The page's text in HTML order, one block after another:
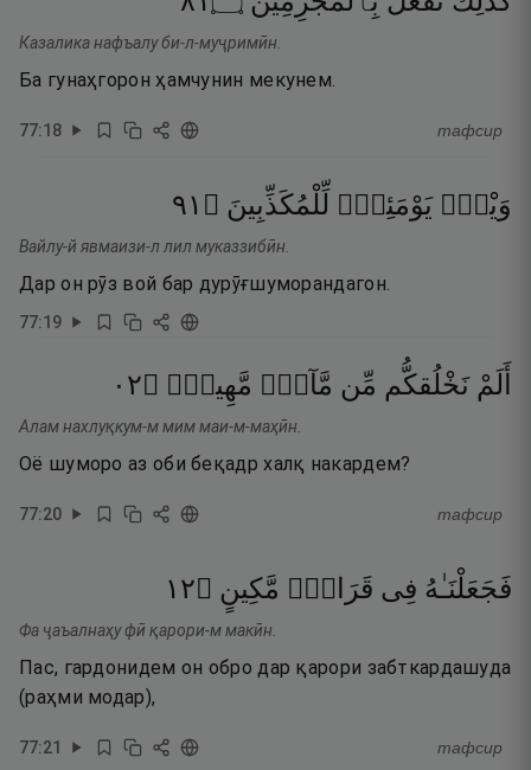
Казалика нафъалу би-л-муҷримӣн.
Ба гунаҳгорон ҳамчунин мекунем.
77:18 тафсир
وَيْلٌۭ يَوْمَئِذٍۢ لِّلْمُكَذِّبِينَ ۝ ١٩
Вайлу-й явмаизи-л лил муказзибӣн.
Дар он рӯз вой бар дурӯғшуморандагон.
77:19
أَلَمْ نَخْلُقكُّم مِّن مَّآءٍۢ مَّهِينٍۢ ۝٢٠
Алам нахлуқкум-м мим маи-м-маҳӣн.
Оё шуморо аз оби беқадр халқ накардем?
77:20 тафсир
فَجَعَلْنَـٰهُ فِى قَرَارٍۢ مَّكِينٍ ۝٢١
Фа ҷаъалнаҳу фӣ қарори-м макӣн.
Пас, гардонидем он обро дар қарори забткардашуда
(раҳми модар),
77:21 тафсир